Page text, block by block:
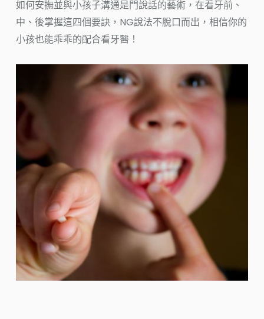
如何安撫並與小孩子溝通是門說話的藝術，在看牙前、
中、後掌握這四個要訣，NG說法不脫口而出，相信你的
小孩也能乖乖的配合看牙醫！